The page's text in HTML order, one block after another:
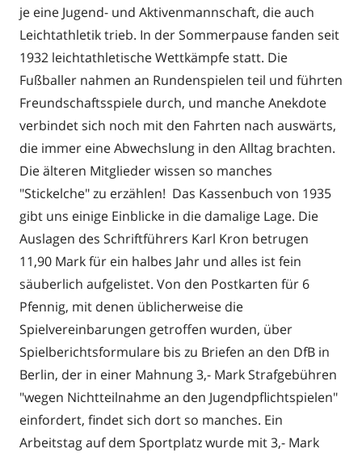
je eine Jugend- und Aktivenmannschaft, die auch
Leichtathletik trieb. In der Sommerpause fanden seit
1932 leichtathletische Wettkämpfe statt. Die
Fußballer nahmen an Rundenspielen teil und führten
Freundschaftsspiele durch, und manche Anekdote
verbindet sich noch mit den Fahrten nach auswärts,
die immer eine Abwechslung in den Alltag brachten.
Die älteren Mitglieder wissen so manches
"Stickelche" zu erzählen! Das Kassenbuch von 1935
gibt uns einige Einblicke in die damalige Lage. Die
Auslagen des Schriftführers Karl Kron betrugen
11,90 Mark für ein halbes Jahr und alles ist fein
säuberlich aufgelistet. Von den Postkarten für 6
Pfennig, mit denen üblicherweise die
Spielvereinbarungen getroffen wurden, über
Spielberichtsformulare bis zu Briefen an den DfB in
Berlin, der in einer Mahnung 3,- Mark Strafgebühren
"wegen Nichtteilnahme an den Jugendpflichtspielen"
einfordert, findet sich dort so manches. Ein
Arbeitstag auf dem Sportplatz wurde mit 3,- Mark